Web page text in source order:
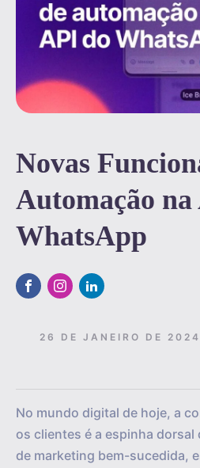
Novas
Automação
WhatsApp
26 DE JANEIRO DE 2024
No mundo digital de hoje, a
os clientes é a espinha
de marketing bem-sucedida,